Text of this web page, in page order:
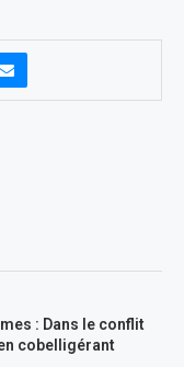
: Dans le conflit
cobelligérant